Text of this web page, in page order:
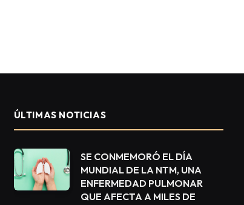
ÚLTIMAS NOTICIAS
SE CONMEMORÓ EL DÍA
MUNDIAL DE LA NTM, UNA
ENFERMEDAD PULMONAR
QUE AFECTA A MILES DE